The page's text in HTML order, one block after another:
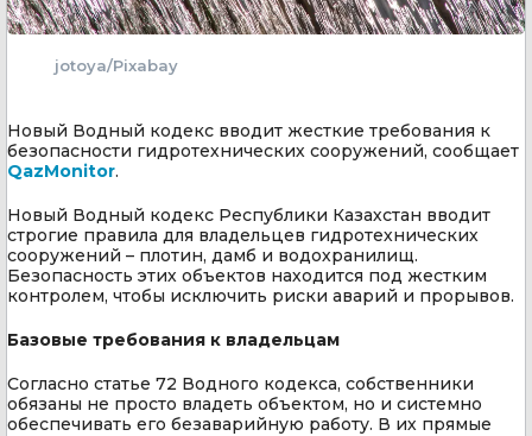
jotoya/Pixabay
Новый Водный кодекс вводит жесткие требования к
безопасности гидротехнических сооружений, сообщает
QazMonitor.
Новый Водный кодекс Республики Казахстан вводит
строгие правила для владельцев гидротехнических
сооружений – плотин, дамб и водохранилищ.
Безопасность этих объектов находится под жестким
контролем, чтобы исключить риски аварий и прорывов.
Базовые требования к владельцам
Согласно статье 72 Водного кодекса, собственники
обязаны не просто владеть объектом, но и системно
обеспечивать его безаварийную работу. В их прямые